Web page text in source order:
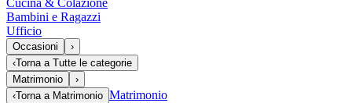
Cucina & Colazione
Bambini e Ragazzi
Ufficio
Occasioni
›
‹Torna a Tutte le categorie
Matrimonio
›
‹Torna a Matrimonio Matrimonio